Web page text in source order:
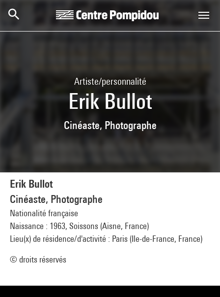
Artiste/personnalité
Erik Bullot
Cinéaste, Photographe
Erik Bullot
Cinéaste, Photographe
Nationalité française
Naissance : 1963, Soissons (Aisne, France)
Lieu(x) de résidence/d'activité : Paris (Ile-de-France, France)
© droits réservés